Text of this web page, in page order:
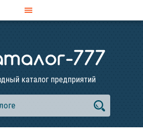
каталог предприятий